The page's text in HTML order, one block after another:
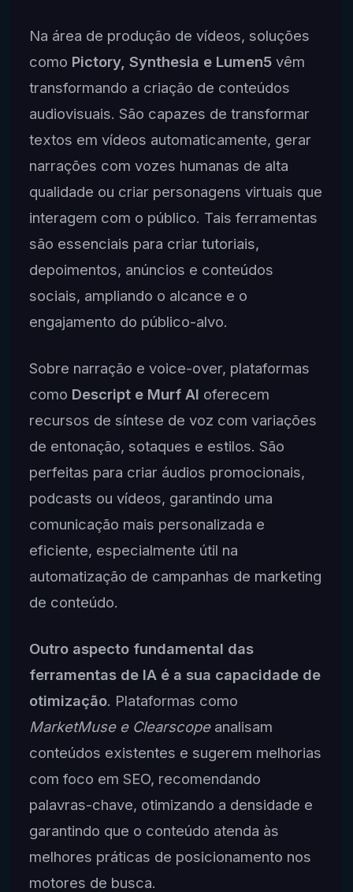
Na área de produção de vídeos, soluções
como Pictory, Synthesia e Lumen5vêm
transformando a criação de conteúdos
audiovisuais. São capazes de transformar
textos em vídeos automaticamente, gerar
narrações com vozes humanas de alta
qualidade ou criar personagens virtuais que
interagem com o público. Tais ferramentas
são essenciais para criar tutoriais,
depoimentos, anúncios e conteúdos
sociais, ampliando o alcance e o
engajamento do público-alvo.
Sobre narração e voice-over, plataformas
como Descript e Murf AI oferecem
recursos de síntese de voz com variações
de entonação, sotaques e estilos. São
perfeitas para criar áudios promocionais,
podcasts ou vídeos, garantindo uma
comunicação mais personalizada e
eficiente, especialmente útil na
automatização de campanhas de marketing
de conteúdo.
Outro aspecto fundamental das
ferramentas de IA é a sua capacidade de
otimização. Plataformas como
MarketMuse e Clearscopeanalisam
conteúdos existentes e sugerem melhorias
com foco em SEO, recomendando
palavras-chave, otimizando a densidade e
garantindo que o conteúdo atenda às
melhores práticas de posicionamento nos
motores de busca.